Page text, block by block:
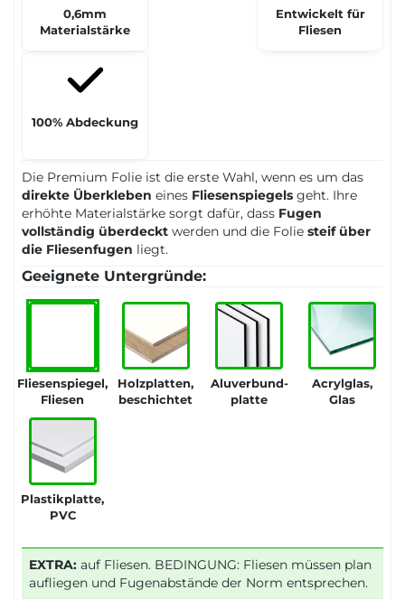
0,6mm
Materialstärke
Entwickelt für
Fliesen
100% Abdeckung
Die Premium Folie ist die erste Wahl, wenn es um das
direkte Überkleben eines Fliesenspiegels geht. Ihre
erhöhte Materialstärke sorgt dafür, dass Fugen
vollständig überdeckt werden und die Folie steif über
die Fliesenfugen liegt.
Geeignete Untergründe:
Fliesenspiegel,
Fliesen
Holzplatten,
beschichtet
Aluverbund-
platte
Acrylglas,
Glas
Plastikplatte,
PVC
EXTRA: auf Fliesen. BEDINGUNG: Fliesen müssen plan
aufliegen und Fugenabstände der Norm entsprechen.